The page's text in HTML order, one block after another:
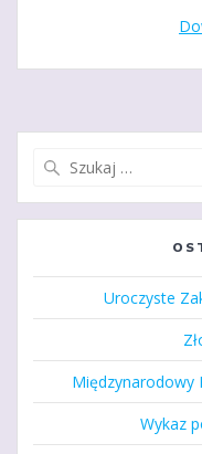
Uroczyste
Międzynarodowy
Wykaz